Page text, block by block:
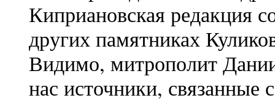
Киприановская редакция
других памятниках
Видимо, митрополит
нас источники, связанные